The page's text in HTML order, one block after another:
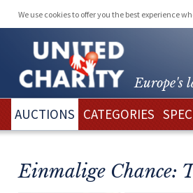
We use cookies to offer you the best experience
Europe's
AUCTIONS CATEGORIES
Einmalige Chance: